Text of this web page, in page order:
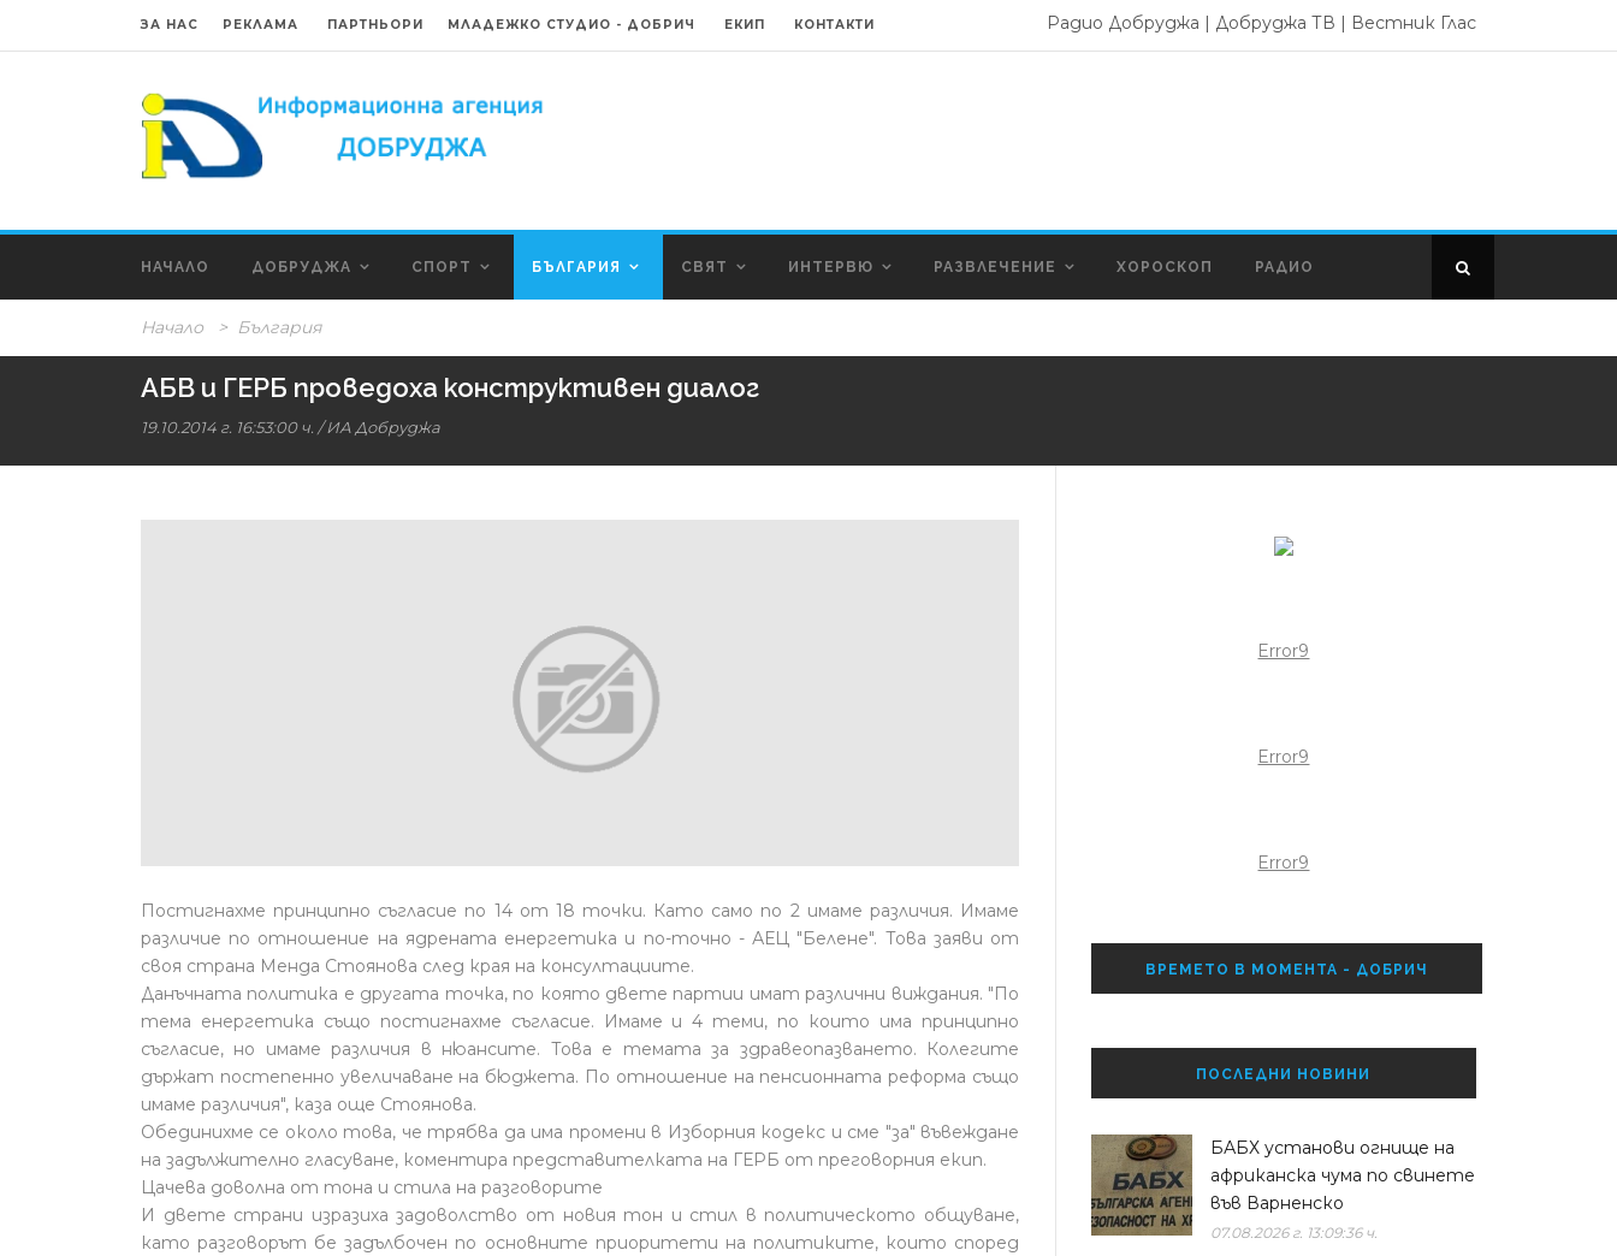
ЗА НАС РЕКЛАМА ПАРТНЬОРИ МЛАДЕЖКО СТУДИО - ДОБРИЧ ЕКИП КОНТАКТИ Радио Добруджа | Добруджа ТВ | Вестник Глас
НАЧАЛО ДОБРУДЖА СПОРТ БЪЛГАРИЯ СВЯТ ИНТЕРВЮ РАЗВЛЕЧЕНИЕ ХОРОСКОП РАДИО
Начало > България
АБВ и ГЕРБ проведоха конструктивен диалог
19.10.2014 г. 16:53:00 ч. / ИА Добруджа
Постигнахме принципно съгласие по 14 от 18 точки. Като само по 2 имаме различия. Имаме
различие по отношение на ядрената енергетика и по-точно - АЕЦ "Белене". Това заяви от
своя страна Менда Стоянова след края на консултациите.
Данъчната политика е другата точка, по която двете партии имат различни виждания. "По
тема енергетика също постигнахме съгласие. Имаме и 4 теми, по които има принципно
съгласие, но имаме различия в нюансите. Това е темата за здравеопазването. Колегите
държат постепенно увеличаване на бюджета. По отношение на пенсионната реформа също
имаме различия", каза още Стоянова.
Обединихме се около това, че трябва да има промени в Изборния кодекс и сме "за" въвеждане
на задължително гласуване, коментира представителката на ГЕРБ от преговорния екип.
Цачева доволна от тона и стила на разговорите
И двете страни изразиха задоволство от новия тон и стил в политическото общуване,
като разговорът бе задълбочен по основните приоритети на политиките, които според
Error9
Error9
Error9
ВРЕМЕТО В МОМЕНТА - ДОБРИЧ
ПОСЛЕДНИ НОВИНИ
БАБХ установи огнище на
африканска чума по свинете
във Варненско
07.08.2026 г. 13:09:36 ч.